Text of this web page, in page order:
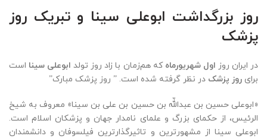
روز بزرگداشت ابوعلی سینا و تبریک روز
پزشک
در ایران روز اول شهریورماه که هم‌زمان با زاد روز تولد ابوعلی سینا است
برای روز پزشک در نظر گرفته شده است. ” روز پزشک مبارک”
«ابوعلی حسین بن عبداللّه بن حسین بن علی بن سینا» معروف به شیخ
الرئیس، از حکمای بزرگ و علمای نامدار جهان و پزشکان اسلام است.
ابوعلی سینا از مشهورترین و تاثیرگذارترین فیلسوفان و دانشمندان